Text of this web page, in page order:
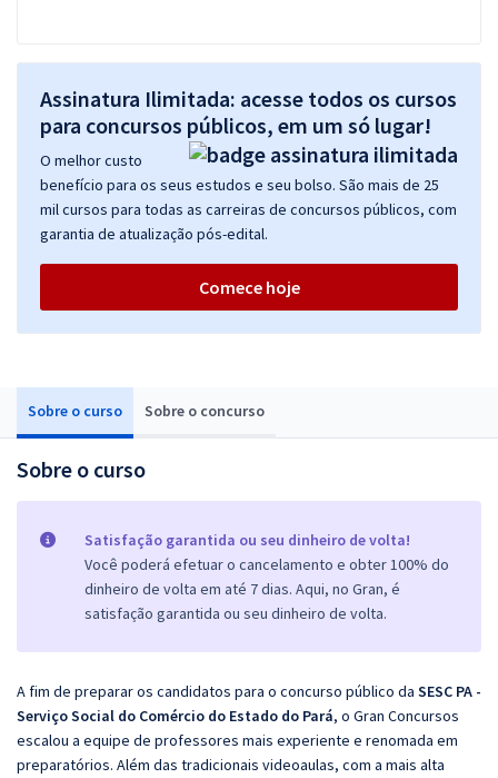
Sobre o curso Sobre o concurso
Sobre o curso
Satisfação garantida ou seu dinheiro de volta!
Você poderá efetuar o cancelamento e obter 100% do
dinheiro de volta em até 7 dias. Aqui, no Gran, é
satisfação garantida ou seu dinheiro de volta.
A fim de preparar os candidatos para o concurso público da SESC PA -
Serviço Social do Comércio do Estado do Pará, o Gran Concursos
escalou a equipe de professores mais experiente e renomada em
preparatórios. Além das tradicionais videoaulas, com a mais alta
Assinatura Ilimitada: acesse todos os cursos
para concursos públicos, em um só lugar!
O melhor custo
benefício para os seus estudos e seu bolso. São mais de 25
mil cursos para todas as carreiras de concursos públicos, com
garantia de atualização pós-edital.
Comece hoje